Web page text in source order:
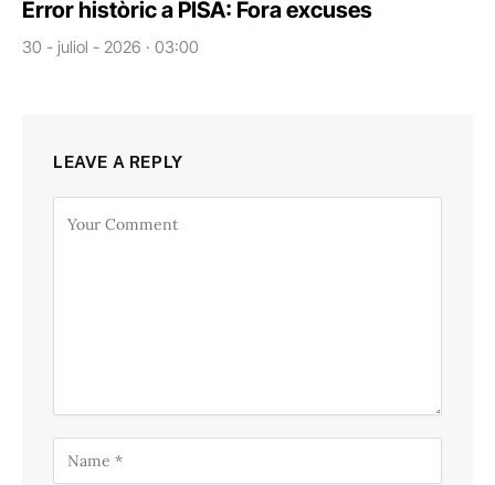
Error històric a PISA: Fora excuses
30 - juliol - 2026 · 03:00
LEAVE A REPLY